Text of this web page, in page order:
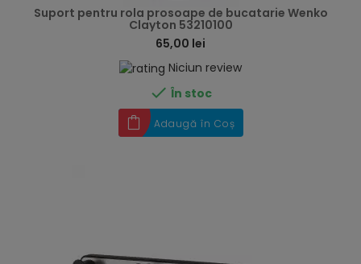
Suport pentru rola prosoape de bucatarie Wenko
Clayton 53210100
65,00 lei
Niciun review
 În stoc
Adaugă în Coș